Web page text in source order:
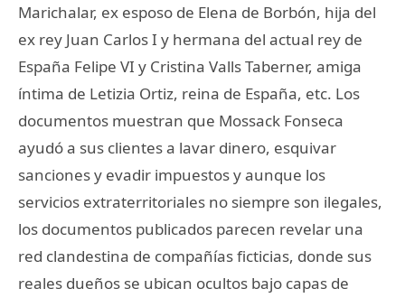
Marichalar, ex esposo de Elena de Borbón, hija del
ex rey Juan Carlos I y hermana del actual rey de
España Felipe VI y Cristina Valls Taberner, amiga
íntima de Letizia Ortiz, reina de España, etc. Los
documentos muestran que Mossack Fonseca
ayudó a sus clientes a lavar dinero, esquivar
sanciones y evadir impuestos y aunque los
servicios extraterritoriales no siempre son ilegales,
los documentos publicados parecen revelar una
red clandestina de compañías ficticias, donde sus
reales dueños se ubican ocultos bajo capas de